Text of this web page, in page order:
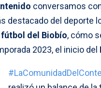
conversamos
destacado del deporte
fútbol del Biobío, cómo
2023, el inicio del